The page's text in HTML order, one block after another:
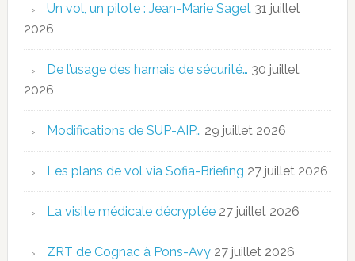
Un vol, un pilote : Jean-Marie Saget 31 juillet
2026
De l’usage des harnais de sécurité… 30 juillet
2026
Modifications de SUP-AIP… 29 juillet 2026
Les plans de vol via Sofia-Briefing 27 juillet 2026
La visite médicale décryptée 27 juillet 2026
ZRT de Cognac à Pons-Avy 27 juillet 2026